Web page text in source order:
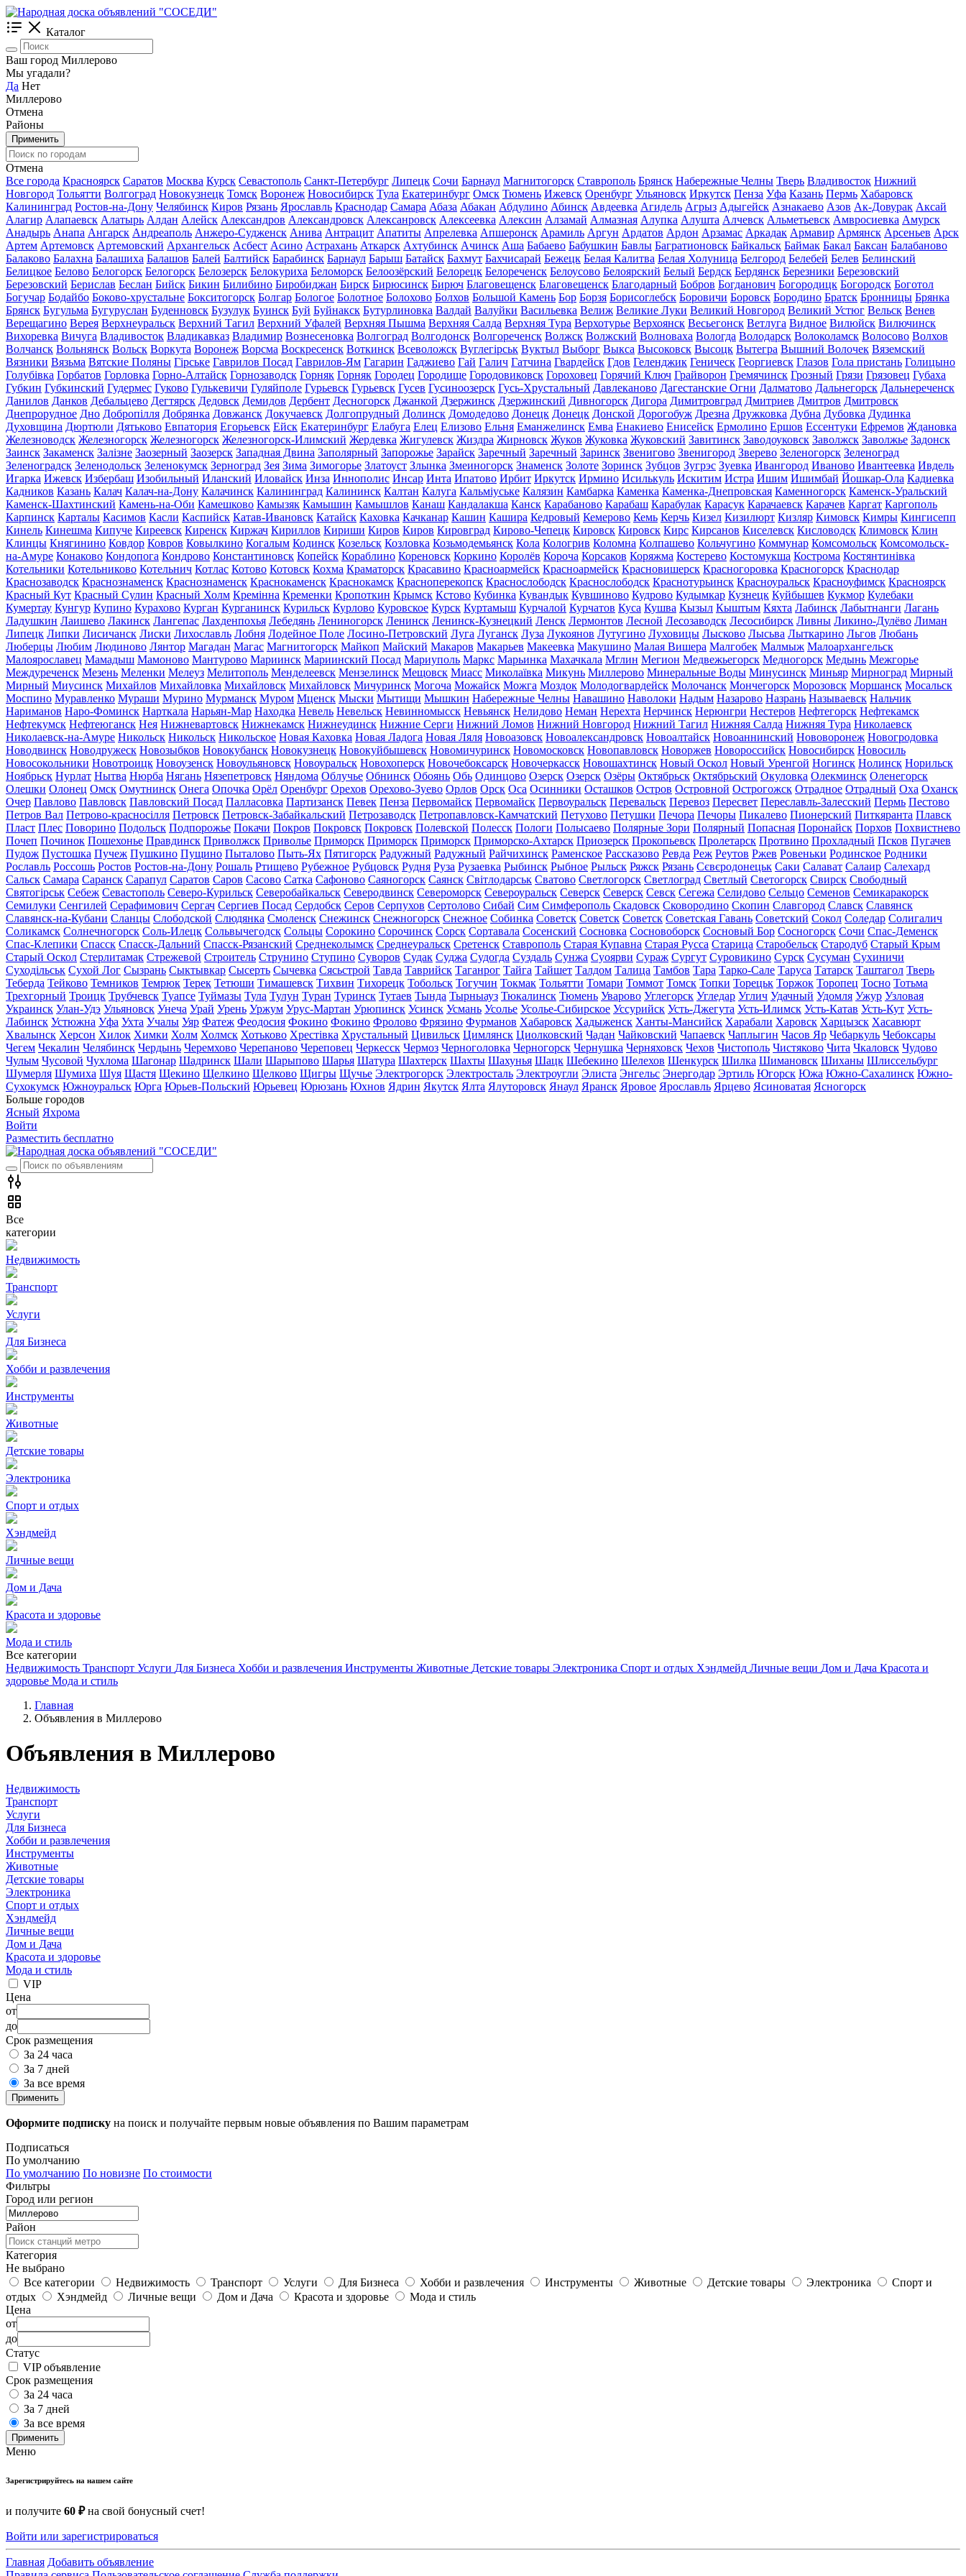
Каталог
Ваш город Миллерово
Мы угадали?
Да Нет
Миллерово
Отмена
Районы
Применить
Отмена
Все города Красноярск Саратов Москва Курск Севастополь Санкт-Петербург Липецк Сочи Барнаул Магнитогорск Ставрополь Брянск Набережные Челны Тверь Владивосток Нижний
Новгород Тольятти Волгоград Новокузнецк Томск Воронеж Новосибирск Тула Екатеринбург Омск Тюмень Ижевск Оренбург Ульяновск Иркутск Пенза Уфа Казань Пермь Хабаровск
Калининград Ростов-на-Дону Челябинск Киров Рязань Ярославль Краснодар Самара Абаза Абакан Абдулино Абинск Авдеевка Агидель Агрыз Адыгейск Азнакаево Азов Ак-Довурак Аксай
Алагир Алапаевск Алатырь Алдан Алейск Александров Александровск Алексанровск Алексеевка Алексин Алзамай Алмазная Алупка Алушта Алчевск Альметьевск Амвросиевка Амурск
Анадырь Анапа Ангарск Андреаполь Анжеро-Судженск Анива Антрацит Апатиты Апрелевка Апшеронск Арамиль Аргун Ардатов Ардон Арзамас Аркадак Армавир Армянск Арсеньев Арск
Артем Артемовск Артемовский Архангельск Асбест Асино Астрахань Аткарск Ахтубинск Ачинск Аша Бабаево Бабушкин Бавлы Багратионовск Байкальск Баймак Бакал Баксан Балабаново
Балаково Балахна Балашиха Балашов Балей Балтийск Барабинск Барнаул Барыш Батайск Бахмут Бахчисарай Бежецк Белая Калитва Белая Холуница Белгород Белебей Белев Белинский
Белицкое Белово Белогорск Белогорск Белозерск Белокуриха Беломорск Белоозёрский Белорецк Белореченск Белоусово Белоярский Белый Бердск Бердянск Березники Березовский
Березовский Берислав Беслан Бийск Бикин Билибино Биробиджан Бирск Бирюсинск Бирюч Благовещенск Благовещенск Благодарный Бобров Богданович Богородицк Богородск Боготол
Богучар Бодайбо Боково-хрустальне Бокситогорск Болгар Бологое Болотное Болохово Болхов Большой Камень Бор Борзя Борисоглебск Боровичи Боровск Бородино Братск Бронницы Брянка
Брянск Бугульма Бугуруслан Буденновск Бузулук Буинск Буй Буйнакск Бутурлиновка Валдай Валуйки Васильевка Велиж Великие Луки Великий Новгород Великий Устюг Вельск Венев
Верещагино Верея Верхнеуральск Верхний Тагил Верхний Уфалей Верхняя Пышма Верхняя Салда Верхняя Тура Верхотурье Верхоянск Весьегонск Ветлуга Видное Вилюйск Вилючинск
Вихоревка Вичуга Владивосток Владикавказ Владимир Вознесеновка Волгоград Волгодонск Волгореченск Волжск Волжский Волноваха Вологда Володарск Волоколамск Волосово Волхов
Волчанск Вольнянск Вольск Воркута Воронеж Ворсма Воскресенск Воткинск Всеволожск Вуглегірськ Вуктыл Выборг Выкса Высоковск Высоцк Вытегра Вышний Волочек Вяземский
Вязники Вязьма Вятские Поляны Гірське Гаврилов Посад Гаврилов-Ям Гагарин Гаджиево Гай Галич Гатчина Гвардейск Гдов Геленджик Геническ Георгиевск Глазов Гола пристань Голицыно
Голубівка Горбатов Горловка Горно-Алтайск Горнозаводск Горняк Горняк Городец Городище Городовиковск Гороховец Горячий Ключ Грайворон Гремячинск Грозный Грязи Грязовец Губаха
Губкин Губкинский Гудермес Гуково Гулькевичи Гуляйполе Гурьевск Гурьевск Гусев Гусиноозерск Гусь-Хрустальный Давлеканово Дагестанские Огни Далматово Дальнегорск Дальнереченск
Данилов Данков Дебальцево Дегтярск Дедовск Демидов Дербент Десногорск Джанкой Дзержинск Дзержинский Дивногорск Дигора Димитровград Дмитриев Дмитров Дмитровск
Днепрорудное Дно Добропілля Добрянка Довжанск Докучаевск Долгопрудный Долинск Домодедово Донецк Донецк Донской Дорогобуж Дрезна Дружковка Дубна Дубовка Дудинка
Духовщина Дюртюли Дятьково Евпатория Егорьевск Ейск Екатеринбург Елабуга Елец Елизово Ельня Еманжелинск Емва Енакиево Енисейск Ермолино Ершов Ессентуки Ефремов Ждановка
Железноводск Железногорск Железногорск Железногорск-Илимский Жердевка Жигулевск Жиздра Жирновск Жуков Жуковка Жуковский Завитинск Заводоуковск Заволжск Заволжье Задонск
Заинск Закаменск Залізне Заозерный Заозерск Западная Двина Заполярный Запорожье Зарайск Заречный Заречный Заринск Звенигово Звенигород Зверево Зеленогорск Зеленоград
Зеленоградск Зеленодольск Зеленокумск Зерноград Зея Зима Зимогорье Златоуст Злынка Змеиногорск Знаменск Золоте Зоринск Зубцов Зугрэс Зуевка Ивангород Иваново Ивантеевка Ивдель
Игарка Ижевск Избербаш Изобильный Иланский Иловайск Инза Иннополис Инсар Инта Ипатово Ирбит Иркутск Ирмино Исилькуль Искитим Истра Ишим Ишимбай Йошкар-Ола Кадиевка
Кадников Казань Калач Калач-на-Дону Калачинск Калининград Калининск Калтан Калуга Кальміуське Калязин Камбарка Каменка Каменка-Днепровская Каменногорск Каменск-Уральский
Каменск-Шахтинский Камень-на-Оби Камешково Камызяк Камышин Камышлов Канаш Кандалакша Канск Карабаново Карабаш Карабулак Карасук Карачаевск Карачев Каргат Каргополь
Карпинск Карталы Касимов Касли Каспийск Катав-Ивановск Катайск Каховка Качканар Кашин Кашира Кедровый Кемерово Кемь Керчь Кизел Кизилюрт Кизляр Кимовск Кимры Кингисепп
Кинель Кинешма Кипуче Киреевск Киренск Киржач Кириллов Кириши Киров Киров Кировград Кирово-Чепецк Кировск Кировск Кирс Кирсанов Киселевск Кисловодск Климовск Клин
Клинцы Княгинино Ковдор Ковров Ковылкино Когалым Кодинск Козельск Козловка Козьмодемьянск Кола Кологрив Коломна Колпашево Кольчугино Коммунар Комсомольск Комсомольск-
на-Амуре Конаково Кондопога Кондрово Константиновск Копейск Кораблино Кореновск Коркино Королёв Короча Корсаков Коряжма Костерево Костомукша Кострома Костянтинівка
Котельники Котельниково Котельнич Котлас Котово Котовск Кохма Краматорск Красавино Красноармейск Красноармейск Красновишерск Красногоровка Красногорск Краснодар
Краснозаводск Краснознаменск Краснознаменск Краснокаменск Краснокамск Красноперекопск Краснослободск Краснослободск Краснотурьинск Красноуральск Красноуфимск Красноярск
Красный Кут Красный Сулин Красный Холм Кремінна Кременки Кропоткин Крымск Кстово Кубинка Кувандык Кувшиново Кудрово Кудымкар Кузнецк Куйбышев Кукмор Кулебаки
Кумертау Кунгур Купино Курахово Курган Курганинск Курильск Курлово Куровское Курск Куртамыш Курчалой Курчатов Куса Кушва Кызыл Кыштым Кяхта Лабинск Лабытнанги Лагань
Ладушкин Лаишево Лакинск Лангепас Лахденпохья Лебедянь Лениногорск Ленинск Ленинск-Кузнецкий Ленск Лермонтов Лесной Лесозаводск Лесосибирск Ливны Ликино-Дулёво Лиман
Липецк Липки Лисичанск Лиски Лихославль Лобня Лодейное Поле Лосино-Петровский Луга Луганск Луза Лукоянов Лутугино Луховицы Лысково Лысьва Лыткарино Льгов Любань
Люберцы Любим Людиново Лянтор Магадан Магас Магнитогорск Майкоп Майский Макаров Макарьев Макеевка Макушино Малая Вишера Малгобек Малмыж Малоархангельск
Малоярославец Мамадыш Мамоново Мантурово Мариинск Мариинский Посад Мариуполь Маркс Марьинка Махачкала Мглин Мегион Медвежьегорск Медногорск Медынь Межгорье
Междуреченск Мезень Меленки Мелеуз Мелитополь Менделеевск Мензелинск Мещовск Миасс Миколаївка Микунь Миллерово Минеральные Воды Минусинск Миньяр Мирноград Мирный
Мирный Миусинск Михайлов Михайловка Михайловск Михайловск Мичуринск Могоча Можайск Можга Моздок Молодогвардейск Молочанск Мончегорск Морозовск Моршанск Мосальск
Моспино Муравленко Мураши Мурино Мурманск Муром Мценск Мыски Мытищи Мышкин Набережные Челны Навашино Наволоки Надым Назарово Назрань Называевск Нальчик
Нариманов Наро-Фоминск Нарткала Нарьян-Мар Находка Невель Невельск Невинномысск Невьянск Нелидово Неман Нерехта Нерчинск Нерюнгри Нестеров Нефтегорск Нефтекамск
Нефтекумск Нефтеюганск Нея Нижневартовск Нижнекамск Нижнеудинск Нижние Серги Нижний Ломов Нижний Новгород Нижний Тагил Нижняя Салда Нижняя Тура Николаевск
Николаевск-на-Амуре Никольск Никольск Никольское Новая Каховка Новая Ладога Новая Ляля Новоазовск Новоалександровск Новоалтайск Новоаннинский Нововоронеж Новогродовка
Новодвинск Новодружеск Новозыбков Новокубанск Новокузнецк Новокуйбышевск Новомичуринск Новомосковск Новопавловск Новоржев Новороссийск Новосибирск Новосиль
Новосокольники Новотроицк Новоузенск Новоульяновск Новоуральск Новохоперск Новочебоксарск Новочеркасск Новошахтинск Новый Оскол Новый Уренгой Ногинск Нолинск Норильск
Ноябрьск Нурлат Нытва Нюрба Нягань Нязепетровск Няндома Облучье Обнинск Обоянь Обь Одинцово Озерск Озерск Озёры Октябрьск Октябрьский Окуловка Олекминск Оленегорск
Олешки Олонец Омск Омутнинск Онега Опочка Орёл Оренбург Орехов Орехово-Зуево Орлов Орск Оса Осинники Осташков Остров Островной Острогожск Отрадное Отрадный Оха Оханск
Очер Павлово Павловск Павловский Посад Палласовка Партизанск Певек Пенза Первомайск Первомайск Первоуральск Перевальск Перевоз Пересвет Переславль-Залесский Пермь Пестово
Петров Вал Петрово-красносілля Петровск Петровск-Забайкальский Петрозаводск Петропавловск-Камчатский Петухово Петушки Печора Печоры Пикалево Пионерский Питкяранта Плавск
Пласт Плес Поворино Подольск Подпорожье Покачи Покров Покровск Покровск Полевской Полесск Пологи Полысаево Полярные Зори Полярный Попасная Поронайск Порхов Похвистнево
Почеп Починок Пошехонье Правдинск Приволжск Приволье Приморск Приморск Приморск Приморско-Ахтарск Приозерск Прокопьевск Пролетарск Протвино Прохладный Псков Пугачев
Пудож Пустошка Пучеж Пушкино Пущино Пыталово Пыть-Ях Пятигорск Радужный Радужный Райчихинск Раменское Рассказово Ревда Реж Реутов Ржев Ровеньки Родинское Родники
Рославль Россошь Ростов Ростов-на-Дону Рошаль Ртищево Рубежное Рубцовск Рудня Руза Рузаевка Рыбинск Рыбное Рыльск Ряжск Рязань Сєвєродонецьк Саки Салават Салаир Салехард
Сальск Самара Саранск Сарапул Саратов Саров Сасово Сатка Сафоново Саяногорск Саянск Світлодарськ Сватово Светлогорск Светлоград Светлый Светогорск Свирск Свободный
Святогірськ Себеж Севастополь Северо-Курильск Северобайкальск Северодвинск Североморск Североуральск Северск Северск Севск Сегежа Селидово Сельцо Семенов Семикаракорск
Семилуки Сенгилей Серафимович Сергач Сергиев Посад Сердобск Серов Серпухов Сертолово Сибай Сим Симферополь Скадовск Сковородино Скопин Славгород Славск Славянск
Славянск-на-Кубани Сланцы Слободской Слюдянка Смоленск Снежинск Снежногорск Снежное Собинка Советск Советск Советск Советская Гавань Советский Сокол Соледар Солигалич
Соликамск Солнечногорск Соль-Илецк Сольвычегодск Сольцы Сорокино Сорочинск Сорск Сортавала Сосенский Сосновка Сосновоборск Сосновый Бор Сосногорск Сочи Спас-Деменск
Спас-Клепики Спасск Спасск-Дальний Спасск-Рязанский Среднеколымск Среднеуральск Сретенск Ставрополь Старая Купавна Старая Русса Старица Старобельск Стародуб Старый Крым
Старый Оскол Стерлитамак Стрежевой Строитель Струнино Ступино Суворов Судак Суджа Судогда Суздаль Сунжа Суоярви Сураж Сургут Суровикино Сурск Сусуман Сухиничи
Суходільськ Сухой Лог Сызрань Сыктывкар Сысерть Сычевка Сясьстрой Тавда Таврийск Таганрог Тайга Тайшет Талдом Талица Тамбов Тара Тарко-Сале Таруса Татарск Таштагол Тверь
Теберда Тейково Темников Темрюк Терек Тетюши Тимашевск Тихвин Тихорецк Тобольск Тогучин Токмак Тольятти Томари Томмот Томск Топки Торецьк Торжок Торопец Тосно Тотьма
Трехгорный Троицк Трубчевск Туапсе Туймазы Тула Тулун Туран Туринск Тутаев Тында Тырныауз Тюкалинск Тюмень Уварово Углегорск Угледар Углич Удачный Удомля Ужур Узловая
Украинск Улан-Удэ Ульяновск Унеча Урай Урень Уржум Урус-Мартан Урюпинск Усинск Усмань Усолье Усолье-Сибирское Уссурийск Усть-Джегута Усть-Илимск Усть-Катав Усть-Кут Усть-
Лабинск Устюжна Уфа Ухта Учалы Уяр Фатеж Феодосия Фокино Фокино Фролово Фрязино Фурманов Хабаровск Хадыженск Ханты-Мансийск Харабали Харовск Харцызск Хасавюрт
Хвалынск Херсон Хилок Химки Холм Холмск Хотьково Хрестівка Хрустальный Цивильск Цимлянск Циолковский Чадан Чайковский Чапаевск Чаплыгин Часов Яр Чебаркуль Чебоксары
Чегем Чекалин Челябинск Чердынь Черемхово Черепаново Череповец Черкесск Чермоз Черноголовка Черногорск Чернушка Черняховск Чехов Чистополь Чистяково Чита Чкаловск Чудово
Чулым Чусовой Чухлома Шагонар Шадринск Шали Шарыпово Шарья Шатура Шахтерск Шахты Шахунья Шацк Шебекино Шелехов Шенкурск Шилка Шимановск Шиханы Шлиссельбург
Шумерля Шумиха Шуя Щастя Щекино Щелкино Щелково Щигры Щучье Электрогорск Электросталь Электроугли Элиста Энгельс Энергодар Эртиль Югорск Южа Южно-Сахалинск Южно-
Сухокумск Южноуральск Юрга Юрьев-Польский Юрьевец Юрюзань Юхнов Ядрин Якутск Ялта Ялуторовск Янаул Яранск Яровое Ярославль Ярцево Ясиноватая Ясногорск
Больше городов
Ясный Яхрома
Войти
Разместить бесплатно
Все
категории
Недвижимость
Транспорт
Услуги
Для Бизнеса
Хобби и развлечения
Инструменты
Животные
Детские товары
Электроника
Спорт и отдых
Хэндмейд
Личные вещи
Дом и Дача
Красота и здоровье
Мода и стиль
Все категории
Недвижимость Транспорт Услуги Для Бизнеса Хобби и развлечения Инструменты Животные Детские товары Электроника Спорт и отдых Хэндмейд Личные вещи Дом и Дача Красота и
здоровье Мода и стиль
Главная
Объявления в Миллерово
Объявления в Миллерово
Недвижимость
Транспорт
Услуги
Для Бизнеса
Хобби и развлечения
Инструменты
Животные
Детские товары
Электроника
Спорт и отдых
Хэндмейд
Личные вещи
Дом и Дача
Красота и здоровье
Мода и стиль
VIP
Цена
от
до
Срок размещения
За 24 часа
За 7 дней
За все время
Применить
Оформите подписку на поиск и получайте первым новые объявления по Вашим параметрам
Подписаться
По умолчанию
По умолчанию По новизне По стоимости
Фильтры
Город или регион
Район
Категория
Не выбрано
Все категории
Недвижимость Транспорт Услуги Для Бизнеса Хобби и развлечения Инструменты Животные Детские товары Электроника
Спорт и
отдых
Хэндмейд Личные вещи Дом и Дача Красота и здоровье
Мода и стиль
Цена
от
до
Статус
VIP объявление
Срок размещения
За 24 часа
За 7 дней
За все время
Применить
Меню
Зарегистрируйтесь на нашем сайте
и получите 60 ₽на свой бонусный счет!
Войти или зарегистрироваться
Главная Добавить объявление